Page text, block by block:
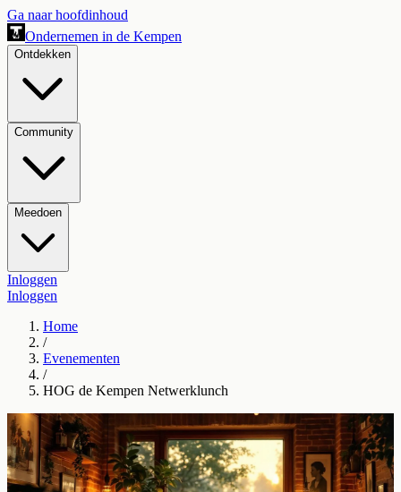
Ga naar hoofdinhoud
Ondernemen in de Kempen
Ontdekken
Community
Meedoen
Inloggen
Inloggen
Home
/
Evenementen
/
HOG de Kempen Netwerklunch